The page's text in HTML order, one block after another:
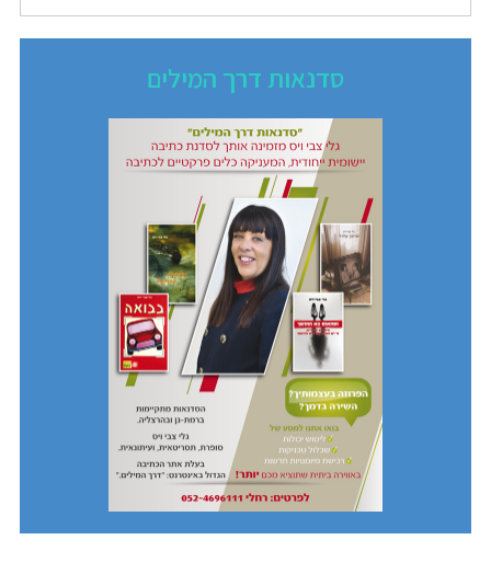
סדנאות דרך המילים